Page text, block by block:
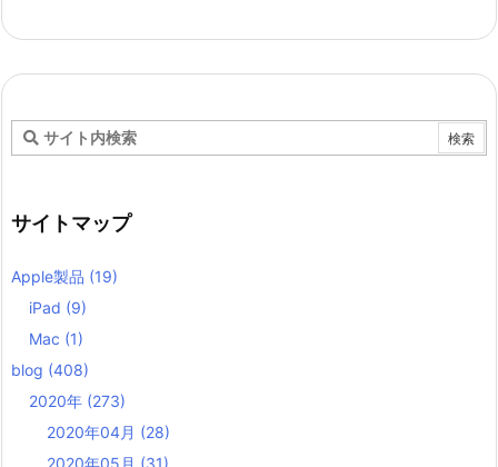
サイトマップ
Apple製品 (19)
iPad (9)
Mac (1)
blog (408)
2020年 (273)
2020年04月 (28)